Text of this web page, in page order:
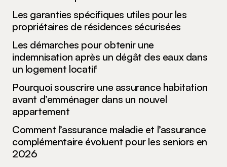
Les garanties spécifiques utiles pour les
propriétaires de résidences sécurisées
Les démarches pour obtenir une
indemnisation après un dégât des eaux dans
un logement locatif
Pourquoi souscrire une assurance habitation
avant d’emménager dans un nouvel
appartement
Comment l’assurance maladie et l’assurance
complémentaire évoluent pour les seniors en
2026